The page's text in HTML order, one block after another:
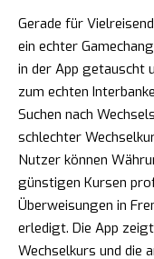
Gerade für
ein echter
in der App getauscht
zum echten
Suchen nach
schlechter
Nutzer können
günstigen Kursen
Überweisungen in
erledigt. Die App
Wechselkurs und die